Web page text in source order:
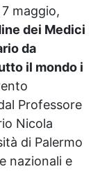
7 maggio,
dei Medici
da
il mondo i
Professore
Nicola
di Palermo
nazionali e